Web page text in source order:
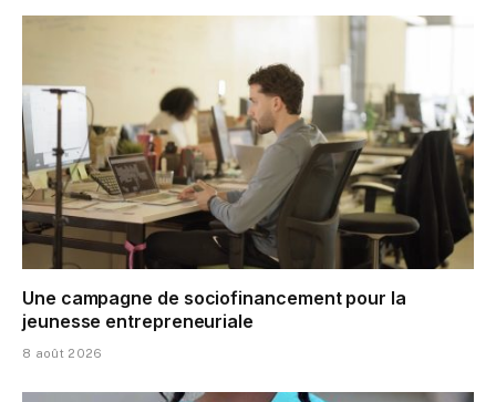
Une campagne de sociofinancement pour la
jeunesse entrepreneuriale
8 août 2026